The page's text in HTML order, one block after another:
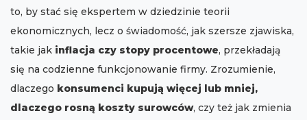
to, by stać się ekspertem w dziedzinie teorii
ekonomicznych, lecz o świadomość, jak szersze zjawiska,
takie jak inflacja czy stopy procentowe, przekładają
się na codzienne funkcjonowanie firmy. Zrozumienie,
dlaczego konsumenci kupują więcej lub mniej,
dlaczego rosną koszty surowców, czy też jak zmienia